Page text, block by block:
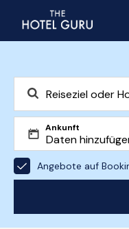
Ankunft
Angebote auf